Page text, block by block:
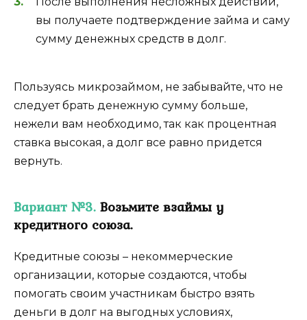
вы получаете подтверждение займа и саму
сумму денежных средств в долг.
Пользуясь микрозаймом, не забывайте, что не
следует брать денежную сумму больше,
нежели вам необходимо, так как процентная
ставка высокая, а долг все равно придется
вернуть.
Вариант №3. Возьмите взаймы у
кредитного союза.
Кредитные союзы – некоммерческие
организации, которые создаются, чтобы
помогать своим участникам быстро взять
деньги в долг на выгодных условиях,